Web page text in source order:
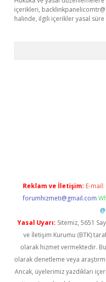
içerikleri,
halinde, ilgili içerikler yasal süre
Reklam ve İletişim: E-mail:
forumhizmeti@gmail.com
Yasal Uyarı: Sitemiz, 5651
ve İletişim Kurumu (BTK)
olarak hizmet vermektedir.
olarak denetleme veya
Ancak, üyelerimiz yazdıkları